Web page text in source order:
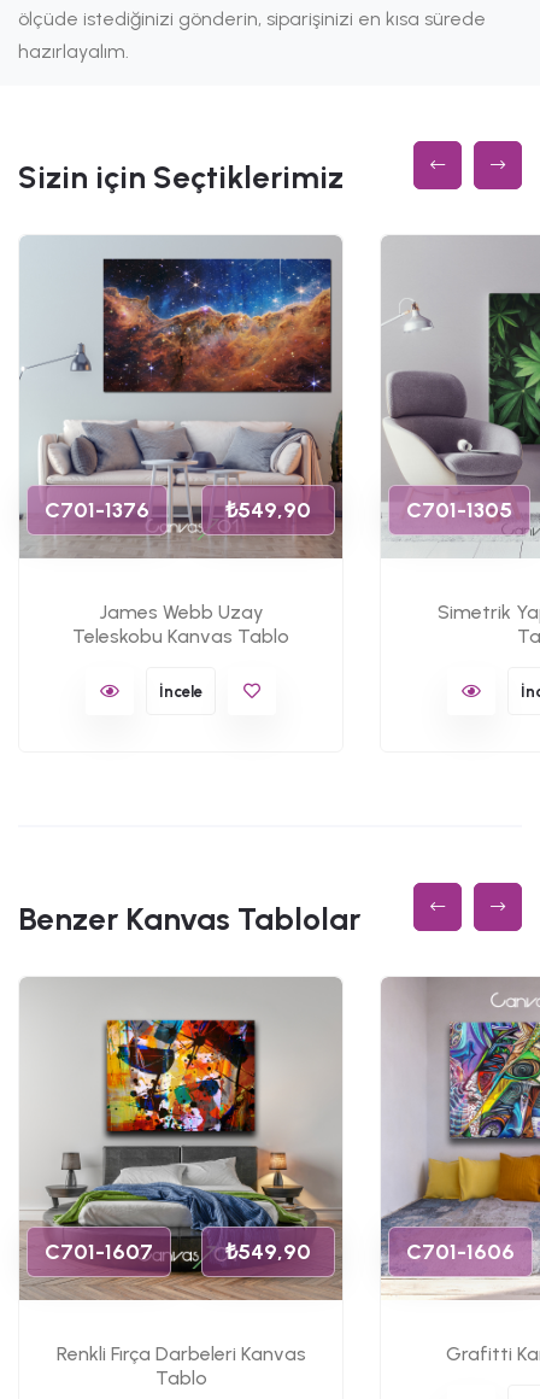
ölçüde istediğinizi gönderin, siparişinizi en kısa sürede
hazırlayalım.
Sizin için Seçtiklerimiz
C701-1376 ₺549,90
James Webb Uzay
Teleskobu Kanvas Tablo
İncele
C701-1305
Simetrik
Benzer Kanvas Tablolar
C701-1607 ₺549,90
Renkli Fırça Darbeleri Kanvas
Tablo
C701-1606
Grafitti